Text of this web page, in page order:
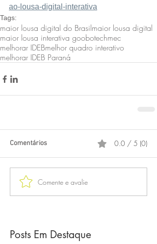
ao-lousa-digital-interativa
Tags:
maior lousa digital do Brasilmaior lousa digital
maior lousa interativa goobotechmec
melhorar IDEBmelhor quadro interativo
melhorar IDEB Paraná
Comentários 0.0 / 5 (0)
Comente e avalie
Posts Em Destaque